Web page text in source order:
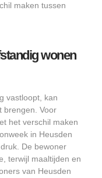
maken tussen
wonen
vastloopt, kan
brengen. Voor
het verschil maken
in Heusden
De bewoner
terwijl maaltijden en
van Heusden